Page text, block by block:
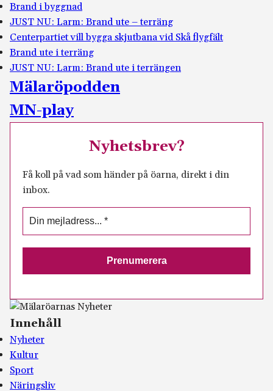
Brand i byggnad
JUST NU: Larm: Brand ute – terräng
Centerpartiet vill bygga skjutbana vid Skå flygfält
Brand ute i terräng
JUST NU: Larm: Brand ute i terrängen
Mälaröpodden
MN-play
Nyhetsbrev?
Få koll på vad som händer på öarna, direkt i din
inbox.
Innehåll
Nyheter
Kultur
Sport
Näringsliv